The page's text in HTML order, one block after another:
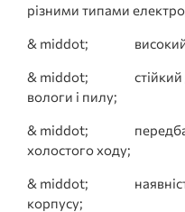
різними типами
& middot; високий
& middot; стійкий
вологи і пилу;
& middot;
холостого ходу;
& middot; наявність
корпусу;